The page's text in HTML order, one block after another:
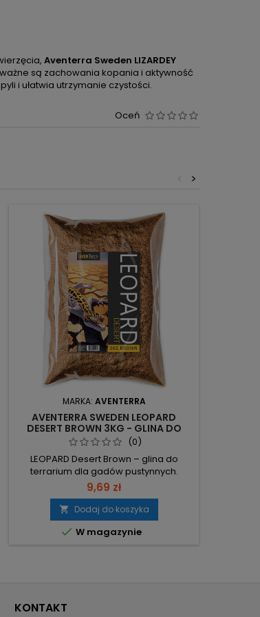
Aventerra Sweden LIZARDEY
są zachowania kopania i aktywność
i ułatwia utrzymanie czystości.
Oceń
>
<
MARKA: AVENTERRA
AVENTERRA SWEDEN LEOPARD
DESERT BROWN 3KG - GLINA DO
TERRARIUM(0)
LEOPARD Desert Brown – glina do
terrarium dla gadów pustynnych.
Naturalny efekt popękanej ziemi.
Dekoracyjna, bezpieczna i łatwa w
użyciu.
9,69 zł
 Dodaj do koszyka
 W magazynie
KONTAKT